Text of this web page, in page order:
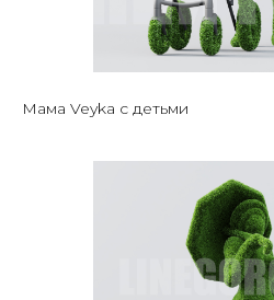
Мама Veyka с детьми